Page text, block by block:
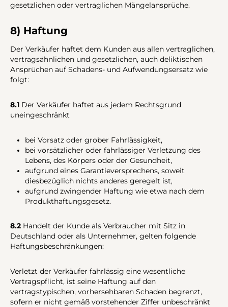
gesetzlichen oder vertraglichen Mängelansprüche.
8) Haftung
Der Verkäufer haftet dem Kunden aus allen vertraglichen,
vertragsähnlichen und gesetzlichen, auch deliktischen
Ansprüchen auf Schadens- und Aufwendungsersatz wie
folgt:
8.1 Der Verkäufer haftet aus jedem Rechtsgrund
uneingeschränkt
bei Vorsatz oder grober Fahrlässigkeit,
bei vorsätzlicher oder fahrlässiger Verletzung des
Lebens, des Körpers oder der Gesundheit,
aufgrund eines Garantieversprechens, soweit
diesbezüglich nichts anderes geregelt ist,
aufgrund zwingender Haftung wie etwa nach dem
Produkthaftungsgesetz.
8.2 Handelt der Kunde als Verbraucher mit Sitz in
Deutschland oder als Unternehmer, gelten folgende
Haftungsbeschränkungen:
Verletzt der Verkäufer fahrlässig eine wesentliche
Vertragspflicht, ist seine Haftung auf den
vertragstypischen, vorhersehbaren Schaden begrenzt,
sofern er nicht gemäß vorstehender Ziffer unbeschränkt